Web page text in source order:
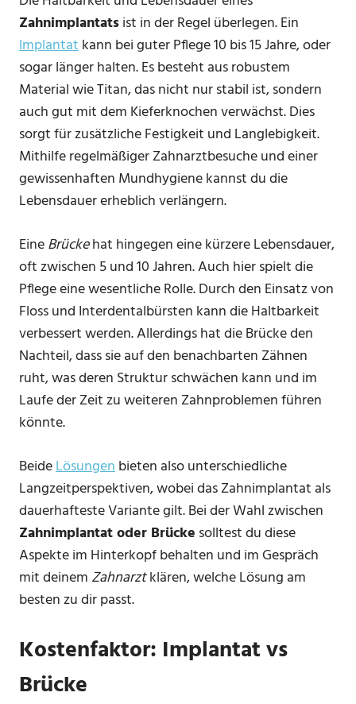
Zahnimplantatsist in der Regel überlegen. Ein
Implantatkann bei guter Pflege 10 bis 15 Jahre, oder
sogar länger halten. Es besteht aus robustem
Material wie Titan, das nicht nur stabil ist, sondern
auch gut mit dem Kieferknochen verwächst. Dies
sorgt für zusätzliche Festigkeit und Langlebigkeit.
Mithilfe regelmäßiger Zahnarztbesuche und einer
gewissenhaften Mundhygiene kannst du die
Lebensdauer erheblich verlängern.
EineBrückehat hingegen eine kürzere Lebensdauer,
oft zwischen 5 und 10 Jahren. Auch hier spielt die
Pflege eine wesentliche Rolle. Durch den Einsatz von
Floss und Interdentalbürsten kann die Haltbarkeit
verbessert werden. Allerdings hat die Brücke den
Nachteil, dass sie auf den benachbarten Zähnen
ruht, was deren Struktur schwächen kann und im
Laufe der Zeit zu weiteren Zahnproblemen führen
könnte.
BeideLösungenbieten also unterschiedliche
Langzeitperspektiven, wobei das Zahnimplantat als
dauerhafteste Variante gilt. Bei der Wahl zwischen
Zahnimplantat oder Brücke solltest du diese
Aspekte im Hinterkopf behalten und im Gespräch
mit deinem Zahnarztklären, welche Lösung am
besten zu dir passt.
Kostenfaktor: Implantat vs
Brücke